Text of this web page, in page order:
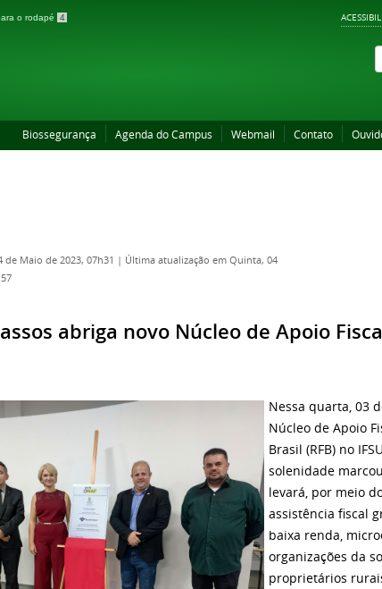
o rodapé 4
Biossegurança Agenda do Campus Webmail Contato
Maio de 2023, 07h31 | Última atualização em Quinta, 04
abriga novo Núcleo de Apoio
Nessa quarta, 03
Núcleo de Apoio
Brasil (RFB) no
solenidade
levará, por meio
assistência fiscal
baixa renda,
organizações da
proprietários